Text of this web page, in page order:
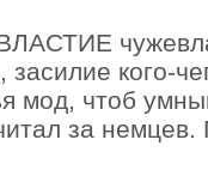
засилие кого-
мод, чтоб
за немцев.